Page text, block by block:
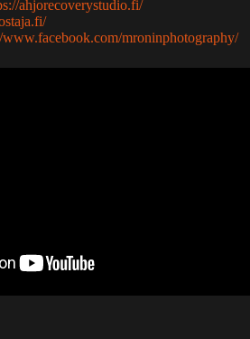
ahjorecoverystudio.fi/
www.facebook.com/mroninphotography/